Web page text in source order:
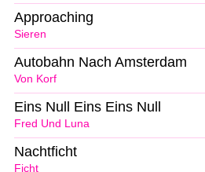
Sieren
Approaching
Von Korf
Autobahn Nach Amsterdam
Fred Und Luna
Eins Null Eins Eins Null
Ficht
Nachtficht